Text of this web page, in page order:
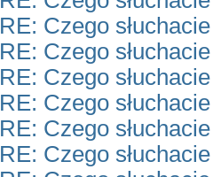
RE: Czego
RE: Czego
RE: Czego
RE: Czego
RE: Czego
RE: Czego